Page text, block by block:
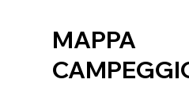
MAPPA